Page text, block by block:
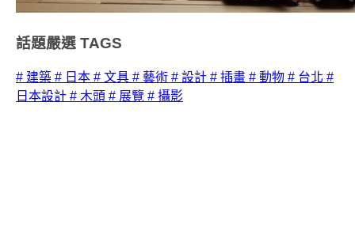
話題嚴選 TAGS
# 建築 # 日本 # 文具 # 藝術 # 設計 # 插畫 # 動物 # 台北 #
日本設計 # 木頭 # 展覽 # 攝影